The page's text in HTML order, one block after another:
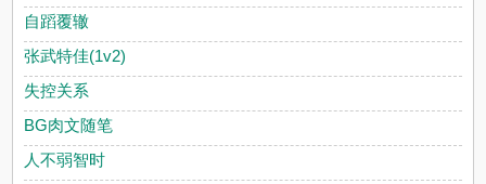
自蹈覆辙
张武特佳(1v2)
失控关系
BG肉文随笔
人不弱智时